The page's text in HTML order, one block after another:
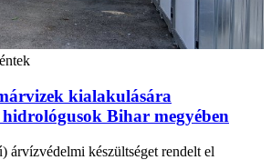
kialakulására
Bihar megyében
árvízvédelmi készültséget rendelt el